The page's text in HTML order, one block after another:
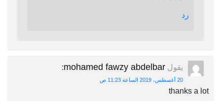
رد
يقول mohamed fawzy abdelbar
:
20 أغسطس، 2019 الساعة 11:23 ص
thanks a lot